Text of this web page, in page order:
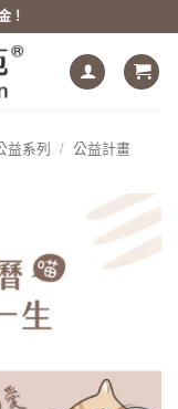
！
益系列 / 公益計畫